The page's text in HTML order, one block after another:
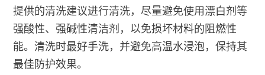
提供的清洗建议进行清洗，尽量避免使用漂白剂等
强酸性、强碱性清洁剂，以免损坏材料的阻燃性
能。清洗时最好手洗，并避免高温水浸泡，保持其
最佳防护效果。